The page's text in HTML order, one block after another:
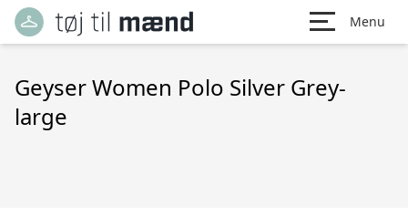
Menu
Geyser Women Polo Silver Grey-
large